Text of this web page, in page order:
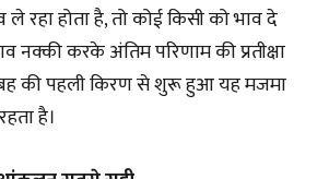
रहा होता है, तो कोई किसी को भाव दे
नक्की करके अंतिम परिणाम की प्रतीक्षा
की पहली किरण से शुरू हुआ यह मजमा
है।